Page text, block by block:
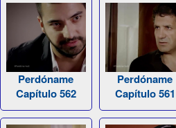
Perdóname
Capítulo 562
Perdóname
Capítulo 561